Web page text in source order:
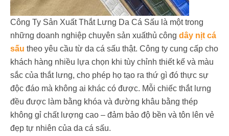
Công Ty Sản Xuất Thắt Lưng Da Cá Sấu là một trong
những doanh nghiệp chuyên sản xuấthủ công dây nịt cá
sấu theo yêu cầu từ da cá sấu thật. Công ty cung cấp cho
khách hàng nhiều lựa chọn khi tùy chỉnh thiết kế và màu
sắc của thắt lưng, cho phép họ tạo ra thứ gì đó thực sự
độc đáo mà không ai khác có được. Mỗi chiếc thắt lưng
đều được làm bằng khóa và đường khâu bằng thép
không gỉ chất lượng cao – đảm bảo độ bền và tôn lên vẻ
đẹp tự nhiên của da cá sấu.